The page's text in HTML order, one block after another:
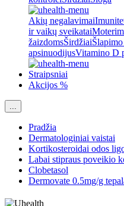
Akių negalavimai
ir vaikų sveikatai
žaizdomsŠirdžiai
apsinuodijusVitamino D
Straipsniai
Akcijos %
...
Pradžia
Dermatologiniai vaistai
Kortikosteroidai odos
Labai stipraus poveikio
Clobetasol
Dermovate 0.5mg/g